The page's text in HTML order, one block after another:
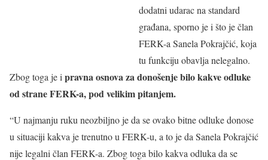
dodatni udarac na standard
građana, sporno je i što je član
FERK-a Sanela Pokrajčić, koja
tu funkciju obavlja nelegalno.
Zbog toga je i pravna osnova za donošenje bilo kakve odluke
od strane FERK-a, pod velikim pitanjem.
“U najmanju ruku neozbiljno je da se ovako bitne odluke donose
u situaciji kakva je trenutno u FERK-u, a to je da Sanela Pokrajčić
nije legalni član FERK-a. Zbog toga bilo kakva odluka da se